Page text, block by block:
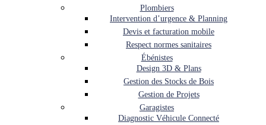
Plombiers
Intervention d’urgence & Planning
Devis et facturation mobile
Respect normes sanitaires
Ébénistes
Design 3D & Plans
Gestion des Stocks de Bois
Gestion de Projets
Garagistes
Diagnostic Véhicule Connecté